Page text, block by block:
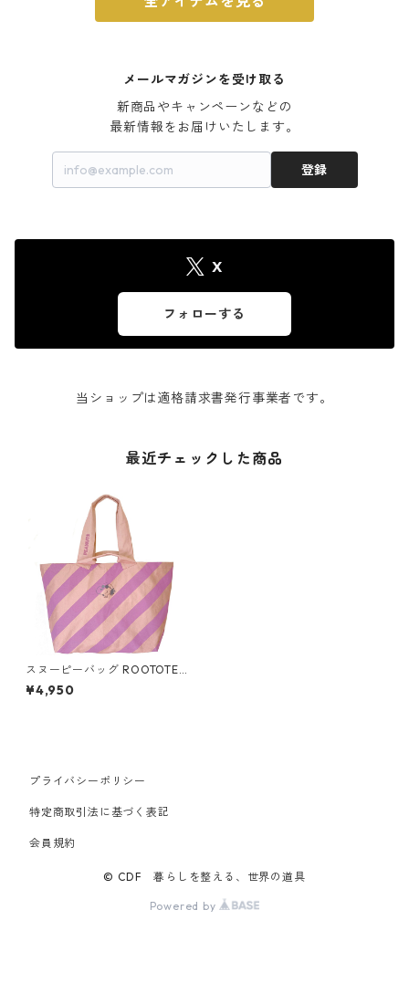
メールマガジンを受け取る
新商品やキャンペーンなどの
最新情報をお届けいたします。
登録
X
フォローする
当ショップは適格請求書発行事業者です。
最近チェックした商品
スヌーピーバッグ ROOTOTE
ルートート グランデ.Wストラ
イプ ピーナッツ ピンク
¥4,950
プライバシーポリシー
特定商取引法に基づく表記
会員規約
© CDF 暮らしを整える、世界の道具
Powered by